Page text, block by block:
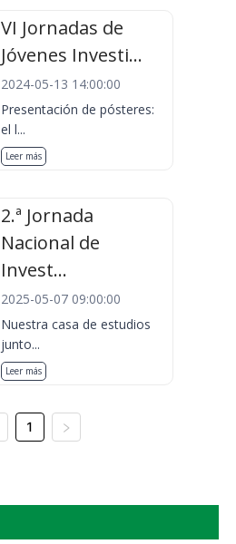
VI Jornadas de
Jóvenes Investi...
2024-05-13 14:00:00
Presentación de pósteres:
el l...
Leer más
2.ª Jornada
Nacional de
Invest...
2025-05-07 09:00:00
Nuestra casa de estudios
junto...
Leer más
1